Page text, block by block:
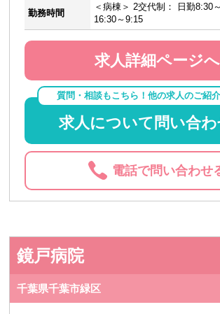
勤務時間
＜病棟＞ 2交代制： 日勤8:30
16:30～9:15
求人詳細ページへ
質問・相談もこちら！他の求人のご紹
求人について問い合わ
電話で問い合わせ
鏡戸病院
千葉県千葉市緑区